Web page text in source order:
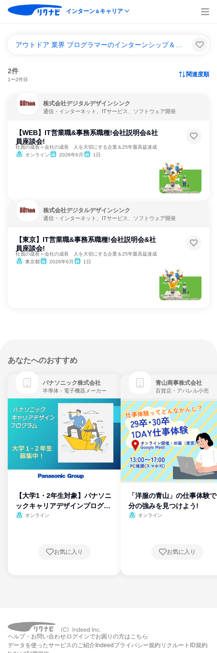
インターン＆キャリア
2件
1〜2件目
関連度順
株式会社デジタルデザインシンク
通信・インターネット、ITサービス、ソフトウェア開発
【WEB】IT営業職&事務系職種!会社説明会&社
員座談会!
社員の成長＝会社の成長 人を大切にする企業＆25年最高益達成
オンライン
2026年6月 1日
株式会社デジタルデザインシンク
通信・インターネット、ITサービス、ソフトウェア開発
【東京】IT営業職&事務系職種!会社説明会&社
員座談会!
社員の成長＝会社の成長 人を大切にする企業＆25年最高益達成
東京都
2026年6月 1日
あなたへのおすすめ
パナソニック株式会社
半導体・電子機器メーカー
【大学1・2年生対象】パナソニ
ックキャリアデザインプログラ
ム
オンライン
お気に入り
青山商事株式会社
百貨店・アパレル小売
「洋服の青山」の仕事体験
分の強みを見つけよう!
オンライン
お気に入り
ヘルプ・お問い合わせ ログインでお困りの方はこちら
データを使ったサービスのご紹介 Indeedプライバシー規約 リクルートID規約